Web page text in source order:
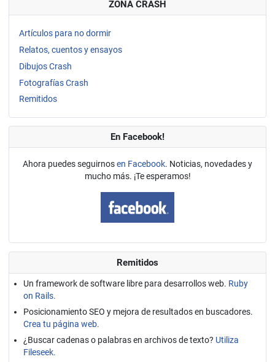
ZONA CRASH
Artículos para no dormir
Relatos, cuentos y ensayos
Dibujos Crash
Fotografías Crash
Remitidos
En Facebook!
Ahora puedes seguirnosen Facebook. Noticias, novedades y
mucho más. ¡Te esperamos!
Remitidos
Un framework de software libre para desarrollos web. Ruby
on Rails.
Posicionamiento SEO y mejora de resultados en buscadores.
Crea tu página web.
¿Buscar cadenas o palabras en archivos de texto? Utiliza
Fileseek.